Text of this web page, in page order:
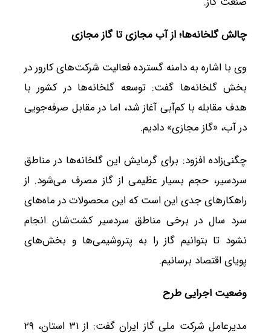
چالش گلخانه‌ها؛ از آب مجازی تا گاز مجازی
وی با اشاره به دامنه گسترده فعالیت شرکت‌های کارور در
بخش گلخانه‌ها گفت: توسعه گلخانه‌ها در کشور با
هدف مقابله با کم‌آبی آغاز شد، اما در مقابل صرفه‌جویی
در آب، «گاز مجازی» دادیم.
چگنی‌زاده افزود: برای گرمایش این گلخانه‌ها در مناطق
سردسیر، حجم بسیار عظیمی از گاز مصرف می‌شود. از
راهکار‌های جدی این است که این محصولات در ماه‌های
سرد سال در برخی مناطق سردسیر کشت‌شان انجام
نشود تا بتوانیم گاز را به پتروشیمی‌ها و بخش‌های
پویای اقتصاد برسانیم.
وضعیت اجرایی طرح
مدیرعامل شرکت ملی گاز ایران گفت: از ۳۱ استان، ۲۹